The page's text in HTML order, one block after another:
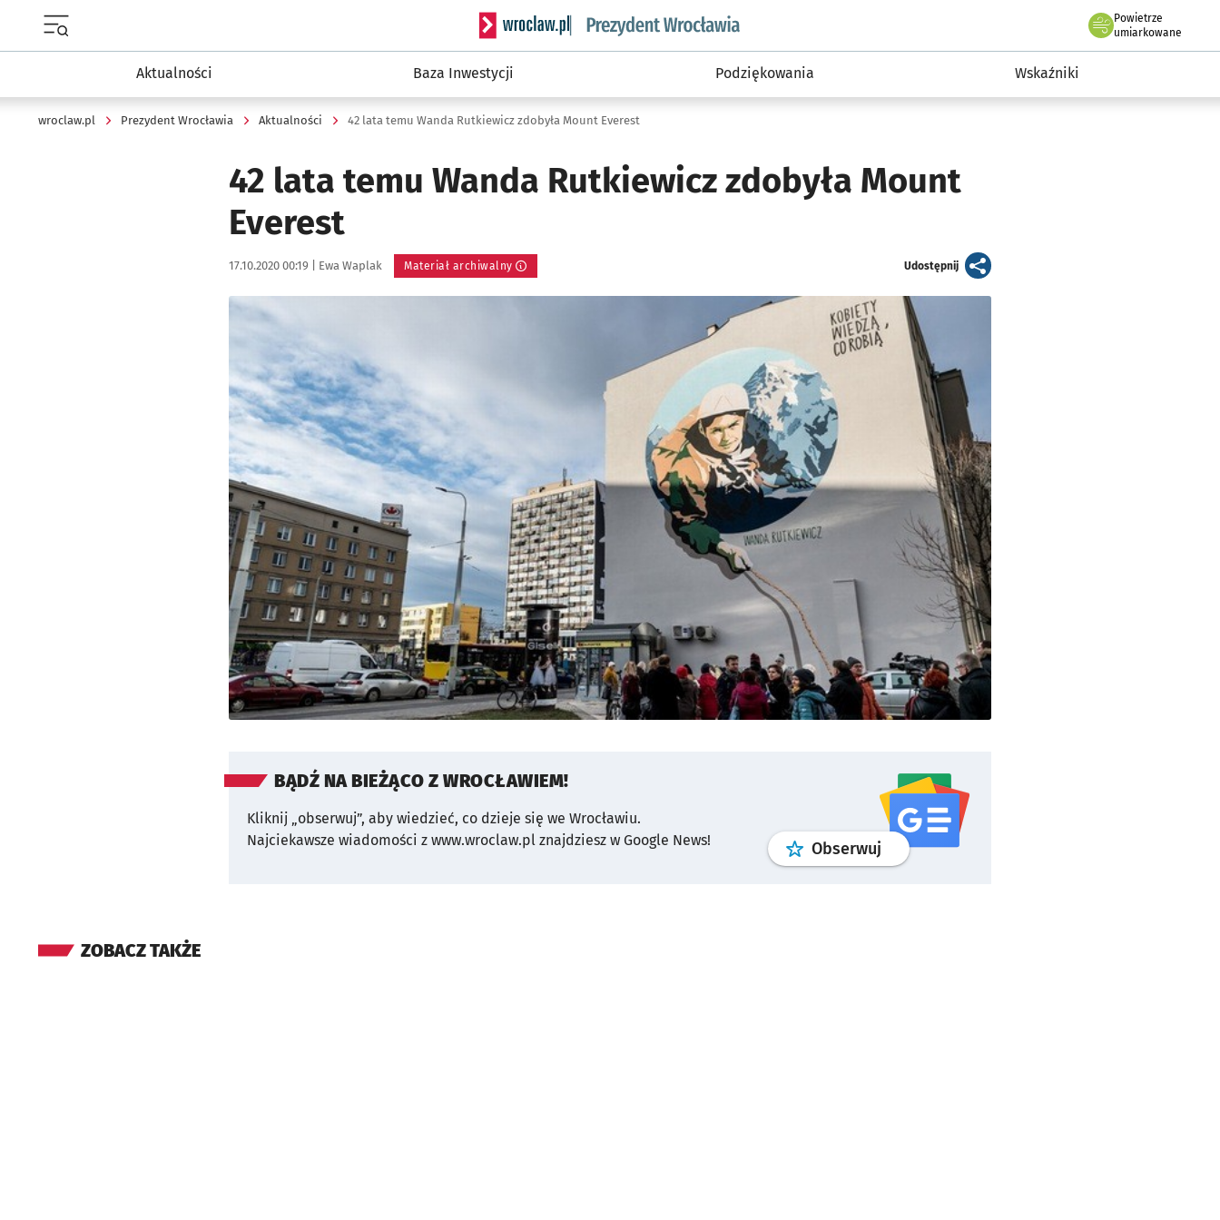
Serwis informacyjny wroclaw.pl podserwis: Prezydent Wrocławia
Powietrze
we Wrocławiu
umiarkowane
Aktualności Baza Inwestycji Podziękowania Wskaźniki
wroclaw.pl Prezydent Wrocławia Aktualności 42 lata temu Wanda Rutkiewicz zdobyła Mount Everest
42 lata temu Wanda Rutkiewicz zdobyła Mount
Everest
Data publikacji:
17.10.2020 00:19 | Autor:
Ewa Waplak Materiał archiwalny Udostępnijartykuł
Kliknij, aby powiększyć
BĄDŹ NA BIEŻĄCO Z WROCŁAWIEM!
Kliknij „obserwuj”, aby wiedzieć, co dzieje się we Wrocławiu.
Najciekawsze wiadomości z www.wroclaw.pl znajdziesz w Google News!
Obserwuj profilgoogle news
ZOBACZ TAKŻE